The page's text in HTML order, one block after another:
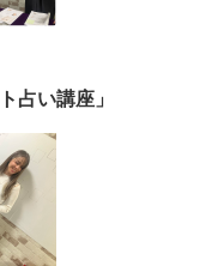
占い講座」